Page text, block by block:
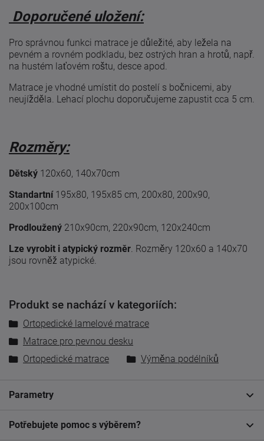
Doporučené uložení:
Pro správnou funkci matrace je důležité, aby ležela na
pevném a rovném podkladu, bez ostrých hran a hrotů, např.
na hustém laťovém roštu, desce apod.
Matrace je vhodné umístit do postelí s bočnicemi, aby
neujížděla. Lehací plochu doporučujeme zapustit cca 5 cm.
Rozměry:
Dětský 120x60, 140x70cm
Standartní195x80, 195x85 cm, 200x80, 200x90,
200x100cm
Prodloužený 210x90cm, 220x90cm, 120x240cm
Lze vyrobit i atypický rozměr . Rozměry 120x60 a 140x70
jsou rovněž atypické.
Produkt se nachází v kategoriích:
Ortopedické lamelové matrace
Matrace pro pevnou desku
Ortopedické matrace
Výměna podélníků
Parametry
Potřebujete pomoc s výběrem?